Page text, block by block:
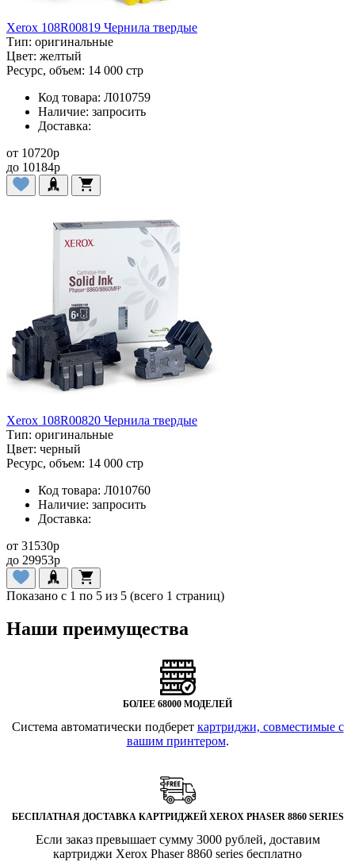
Xerox 108R00819 Чернила твердые
Тип: оригинальные
Цвет: желтый
Ресурс, объем: 14 000 стр
Код товара: Л010759
Наличие: запросить
Доставка:
от 10720p
до 10184p
Xerox 108R00820 Чернила твердые
Тип: оригинальные
Цвет: черный
Ресурс, объем: 14 000 стр
Код товара: Л010760
Наличие: запросить
Доставка:
от 31530p
до 29953p
Показано с 1 по 5 из 5 (всего 1 страниц)
Наши преимущества
БОЛЕЕ 68000 МОДЕЛЕЙ
Система автоматически подберет картриджи, совместимые с
вашим принтером.
БЕСПЛАТНАЯ ДОСТАВКА КАРТРИДЖЕЙ XEROX PHASER 8860 SERIES
Если заказ превышает сумму 3000 рублей, доставим
картриджи Xerox Phaser 8860 series бесплатно